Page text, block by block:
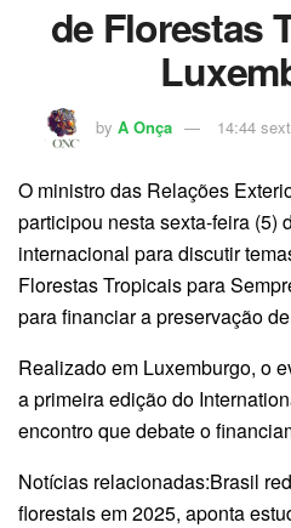
de Florestas
by A Onça 14:44
O ministro das Relações
participou nesta sexta-feira (5)
internacional para discutir
Florestas Tropicais para
para financiar a preservação
Realizado em Luxemburgo, o
a primeira edição do
encontro que debate o
Notícias relacionadas:Brasil
florestais em 2025, aponta